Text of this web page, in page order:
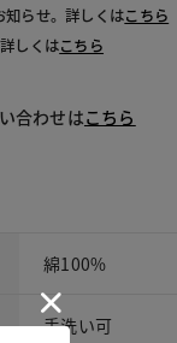
らせ。詳しくはこちら
しくはこちら
合わせはこちら
綿100%
手洗い可